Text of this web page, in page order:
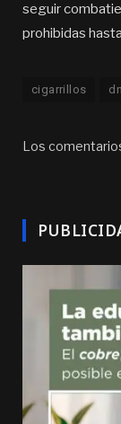
seguir
prohibidas
cigarrillos
Los